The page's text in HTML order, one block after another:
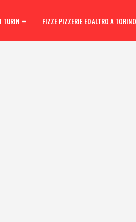
TURIN PIZZE PIZZERIE ED ALTRO A TORINO